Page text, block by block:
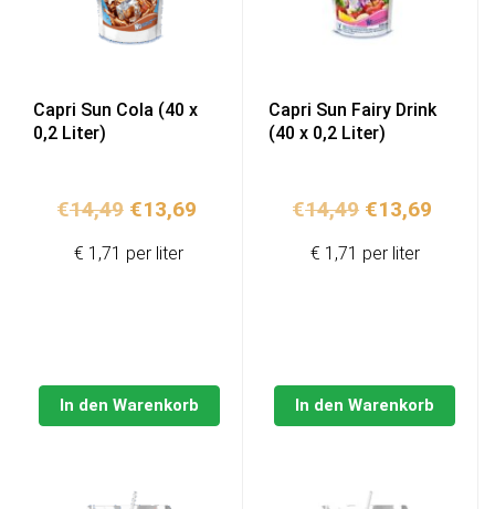
Capri Sun Cola (40 x
0,2 Liter)
€14,49 Ursprünglicher
war:
€13,69Aktueller
In den Warenkorb
€ 1,71 per liter
Capri Sun Fairy Drink
(40 x 0,2 Liter)
€14,49
war:
€13,69
In den Warenkorb
€ 1,71 per liter